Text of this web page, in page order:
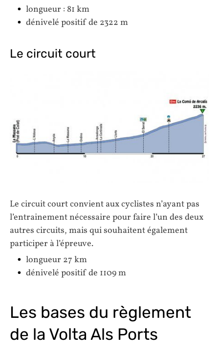
longueur : 81 km
dénivelé positif de 2322 m
Le circuit court
Le circuit court convient aux cyclistes n’ayant pas
l’entrainement nécessaire pour faire l’un des deux
autres circuits, mais qui souhaitent également
participer à l’épreuve.
longueur 27 km
dénivelé positif de 1109 m
Les bases du règlement
de la Volta Als Ports